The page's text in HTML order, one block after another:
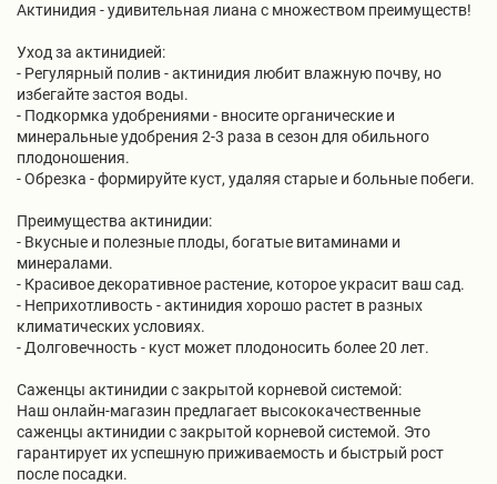
Актинидия - удивительная лиана с множеством преимуществ!
Уход за актинидией:
- Регулярный полив - актинидия любит влажную почву, но
избегайте застоя воды.
- Подкормка удобрениями - вносите органические и
минеральные удобрения 2-3 раза в сезон для обильного
плодоношения.
- Обрезка - формируйте куст, удаляя старые и больные побеги.
Преимущества актинидии:
- Вкусные и полезные плоды, богатые витаминами и
минералами.
- Красивое декоративное растение, которое украсит ваш сад.
- Неприхотливость - актинидия хорошо растет в разных
климатических условиях.
- Долговечность - куст может плодоносить более 20 лет.
Саженцы актинидии с закрытой корневой системой:
Наш онлайн-магазин предлагает высококачественные
саженцы актинидии с закрытой корневой системой. Это
гарантирует их успешную приживаемость и быстрый рост
после посадки.